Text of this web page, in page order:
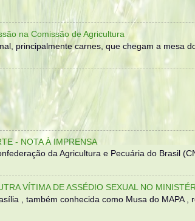
na Comissão de Agricultura
principalmente carnes, que chegam a mesa
- NOTA À IMPRENSA
da Agricultura e Pecuária do Brasil
VÍTIMA DE ASSÉDIO SEXUAL NO
, também conhecida como Musa do MAPA ,